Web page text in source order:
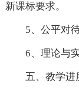
新课标要求。
5、公平对
6、理论与
五、教学进